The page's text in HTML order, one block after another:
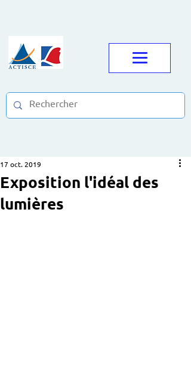
Exposition l'idéal des
lumières
17 oct. 2019